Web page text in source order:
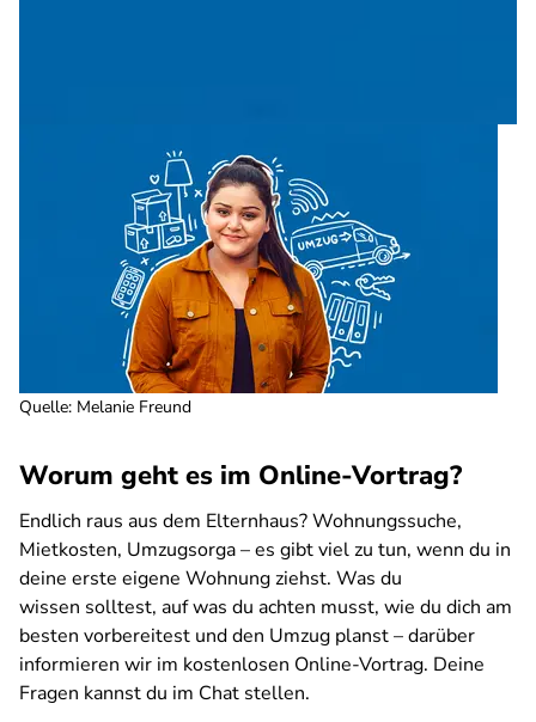
Quelle: Melanie Freund
Worum geht es im Online-Vortrag?
Endlich raus aus dem Elternhaus? Wohnungssuche,
Mietkosten, Umzugsorga – es gibt viel zu tun, wenn du in
deine erste eigene Wohnung ziehst. Was du
wissen solltest, auf was du achten musst, wie du dich am
besten vorbereitest und den Umzug planst – darüber
informieren wir im kostenlosen Online-Vortrag. Deine
Fragen kannst du im Chat stellen.